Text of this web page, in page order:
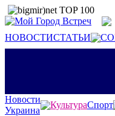
НОВОСТИСТАТЬИ
Новости
Украина
КультураСпорт